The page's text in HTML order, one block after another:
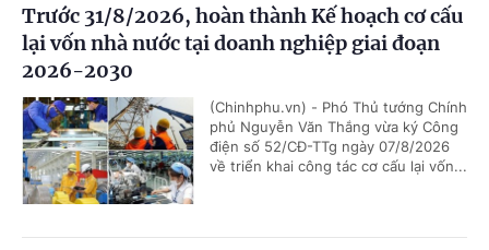
Trước 31/8/2026, hoàn thành Kế hoạch cơ cấu
lại vốn nhà nước tại doanh nghiệp giai đoạn
2026-2030
(Chinhphu.vn) - Phó Thủ tướng Chính
phủ Nguyễn Văn Thắng vừa ký Công
điện số 52/CĐ-TTg ngày 07/8/2026
về triển khai công tác cơ cấu lại vốn...